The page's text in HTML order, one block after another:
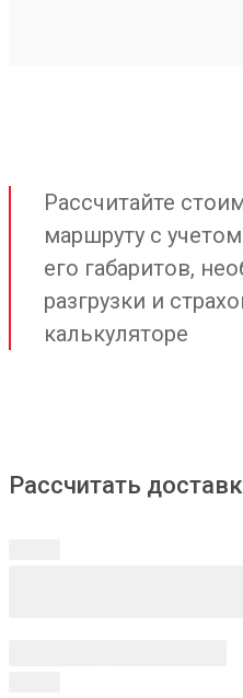
Рассчитайте
маршруту с
его габаритов,
разгрузки и
калькуляторе
Рассчитать